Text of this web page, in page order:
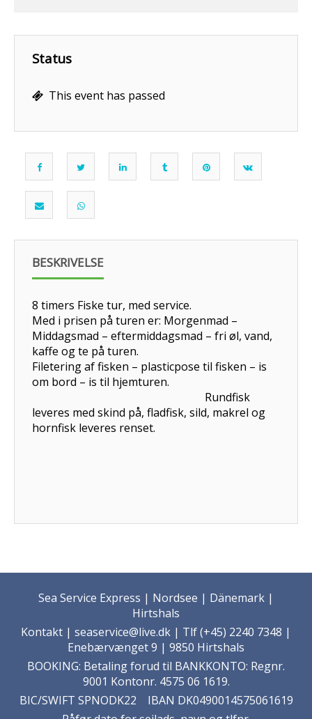
Status
This event has passed
BESKRIVELSE
8 timers Fiske tur, med service.
Med i prisen på turen er: Morgenmad –
Middagsmad – eftermiddagsmad – fri øl, vand,
kaffe og te på turen.
Filetering af fisken – plasticpose til fisken – is
om bord – is til hjemturen.
Rundfisk
leveres med skind på, fladfisk, sild, makrel og
hornfisk leveres renset.
Sea Service Express | Nordsee | Dänemark |
Hirtshals
Kontakt | seaservice@live.dk | Tlf (+45) 2240 7348 |
Enebærvænget 9 | 9850 Hirtshals
BOOKING: Betaling forud til BANKKONTO: Regnr.
9001 Kontonr. 4575 06 1619.
BIC/SWIFT SPNODK22 IBAN DK0490014575061619